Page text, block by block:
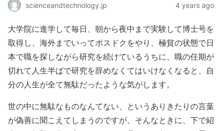
scienceandtechnology.jp 4 years ago
大学院に進学して毎日、朝から夜中まで実験して博士号を
取得し、海外までいってポスドクをやり、極貧の状態で日
本で職を探しながら研究を続けているうちに、職の任期が
切れて人生半ばで研究を辞めなくてはいけなくなると、自
分の人生が全て無駄だったような気がします。
世の中に無駄なものなんてない、というありきたりの言葉
が偽善に聞こえてしまうのですが、そんなときに、下で紹